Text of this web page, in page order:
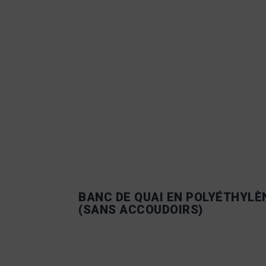
BANC DE QUAI EN
(SANS ACCOUDOIRS)